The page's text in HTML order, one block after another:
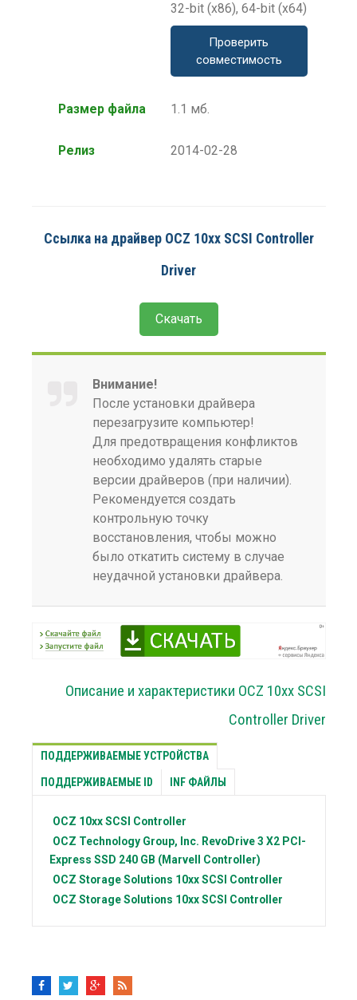
32-bit (x86), 64-bit (x64)
Проверить
совместимость
Размер файла 1.1 мб.
Релиз 2014-02-28
Ссылка на драйвер OCZ 10xx SCSI Controller
Driver
Скачать
Внимание!
После установки драйвера
перезагрузите компьютер!
Для предотвращения конфликтов
необходимо удалять старые
версии драйверов (при наличии).
Рекомендуется создать
контрольную точку
восстановления, чтобы можно
было откатить систему в случае
неудачной установки драйвера.
Описание и характеристики OCZ 10xx SCSI
Controller Driver
ПОДДЕРЖИВАЕМЫЕ УСТРОЙСТВА
ПОДДЕРЖИВАЕМЫЕ ID INF ФАЙЛЫ
OCZ 10xx SCSI Controller
OCZ Technology Group, Inc. RevoDrive 3 X2 PCI-
Express SSD 240 GB (Marvell Controller)
OCZ Storage Solutions 10xx SCSI Controller
OCZ Storage Solutions 10xx SCSI Controller